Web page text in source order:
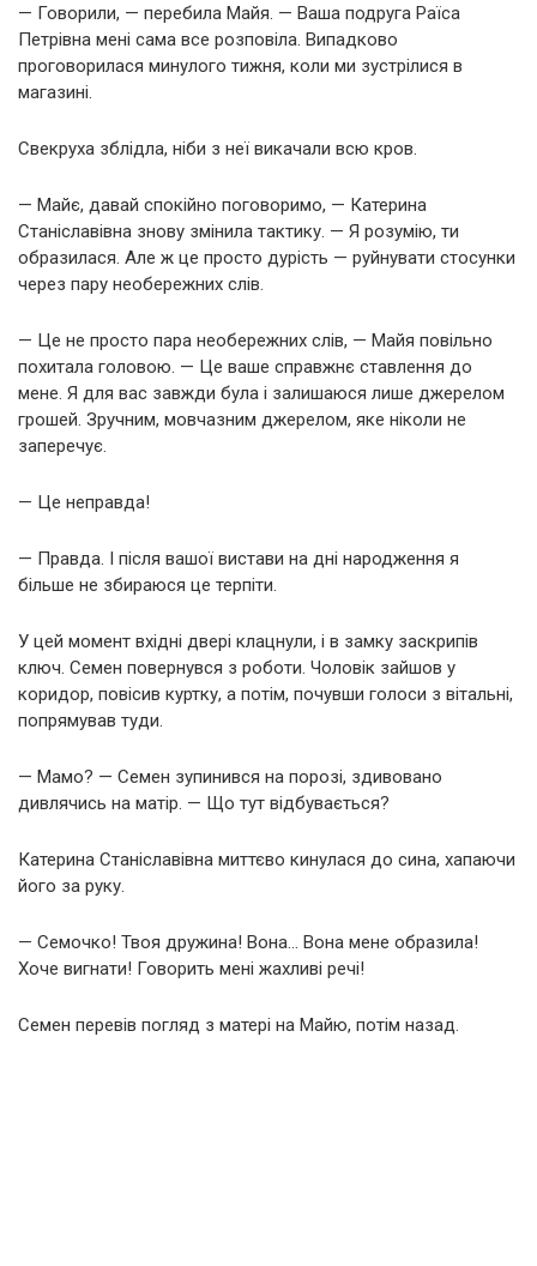
— Говорили, — перебила Майя. — Ваша подруга Раїса
Петрівна мені сама все розповіла. Випадково
проговорилася минулого тижня, коли ми зустрілися в
магазині.
Свекруха зблідла, ніби з неї викачали всю кров.
— Майє, давай спокійно поговоримо, — Катерина
Станіславівна знову змінила тактику. — Я розумію, ти
образилася. Але ж це просто дурість — руйнувати стосунки
через пару необережних слів.
— Це не просто пара необережних слів, — Майя повільно
похитала головою. — Це ваше справжнє ставлення до
мене. Я для вас завжди була і залишаюся лише джерелом
грошей. Зручним, мовчазним джерелом, яке ніколи не
заперечує.
— Це неправда!
— Правда. І після вашої вистави на дні народження я
більше не збираюся це терпіти.
У цей момент вхідні двері клацнули, і в замку заскрипів
ключ. Семен повернувся з роботи. Чоловік зайшов у
коридор, повісив куртку, а потім, почувши голоси з вітальні,
попрямував туди.
— Мамо? — Семен зупинився на порозі, здивовано
дивлячись на матір. — Що тут відбувається?
Катерина Станіславівна миттєво кинулася до сина, хапаючи
його за руку.
— Семочко! Твоя дружина! Вона… Вона мене образила!
Хоче вигнати! Говорить мені жахливі речі!
Семен перевів погляд з матері на Майю, потім назад.